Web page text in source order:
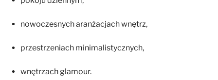
nowoczesnych aranżacjach wnętrz,
przestrzeniach minimalistycznych,
wnętrzach glamour.